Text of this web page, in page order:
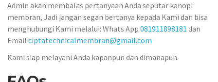
Admin akan membalas pertanyaan Anda seputar kanopi
membran, Jadi jangan segan bertanya kepada Kami dan bisa
menghubungi Kami melalui: Whats App 081911898181 dan
Email ciptatechnicalmembran@gmail.com
Kami siap melayani Anda kapanpun dan dimanapun.